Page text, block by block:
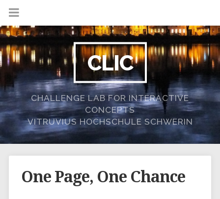
CLIC
CHALLENGE LAB FOR INTERACTIVE
CONCEPTS
VITRUVIUS HOCHSCHULE SCHWERIN
One Page, One Chance